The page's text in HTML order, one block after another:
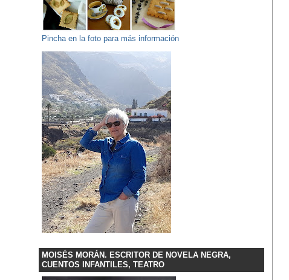
Pincha en la foto para más información
MOISÉS MORÁN. ESCRITOR DE NOVELA NEGRA,
CUENTOS INFANTILES, TEATRO